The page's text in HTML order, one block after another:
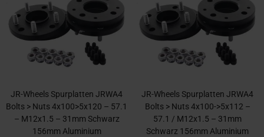
JR-Wheels Spurplatten JRWA4
Bolts > Nuts 4x100>5x120 – 57.1
– M12x1.5 – 31mm Schwarz
156mm Aluminium
JR-Wheels Spurplatten JRWA4
Bolts > Nuts 4x100->5x112 –
57.1 / M12x1.5 – 31mm
Schwarz 156mm Aluminium